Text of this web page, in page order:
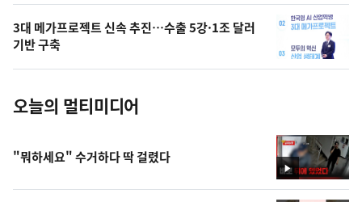
의
사
진
3대 메가프로젝트 신속 추진…수출 5강·1조 달러
기반 구축
오늘의 멀티미디어
영
상
"뭐하세요" 수거하다 딱 걸렸다